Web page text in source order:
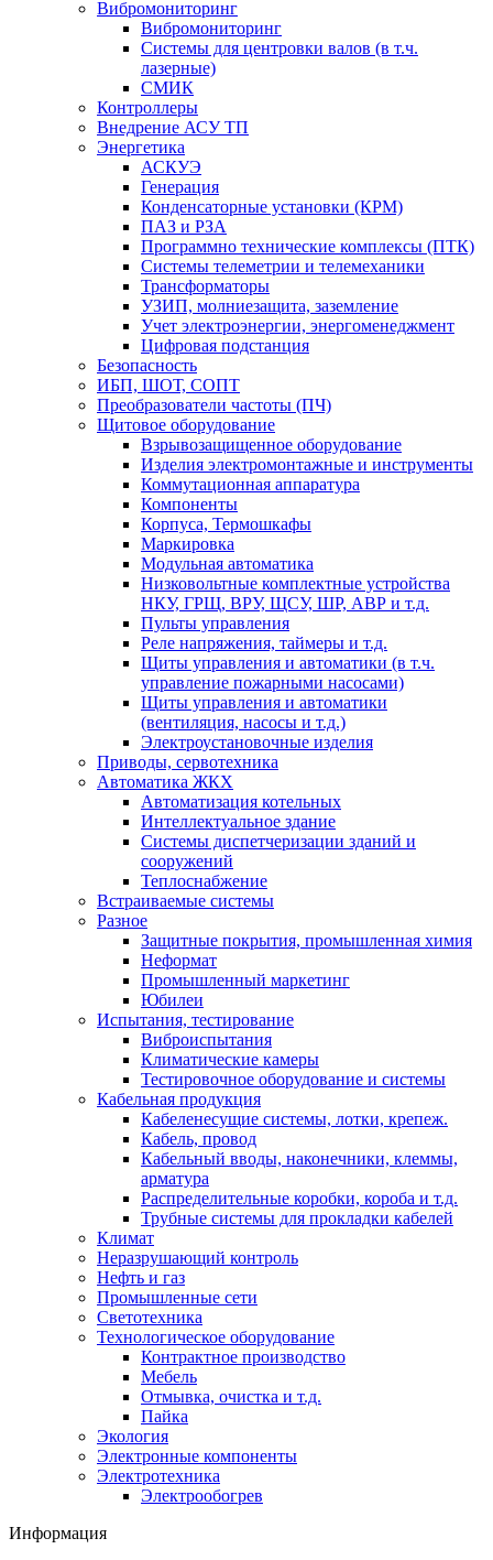
Вибромониторинг
Вибромониторинг
Системы для центровки валов (в т.ч.
лазерные)
СМИК
Контроллеры
Внедрение АСУ ТП
Энергетика
АСКУЭ
Генерация
Конденсаторные установки (КРМ)
ПАЗ и РЗА
Программно технические комплексы (ПТК)
Системы телеметрии и телемеханики
Трансформаторы
УЗИП, молниезащита, заземление
Учет электроэнергии, энергоменеджмент
Цифровая подстанция
Безопасность
ИБП, ШОТ, СОПТ
Преобразователи частоты (ПЧ)
Щитовое оборудование
Взрывозащищенное оборудование
Изделия электромонтажные и инструменты
Коммутационная аппаратура
Компоненты
Корпуса, Термошкафы
Маркировка
Модульная автоматика
Низковольтные комплектные устройства
НКУ, ГРЩ, ВРУ, ЩСУ, ШР, АВР и т.д.
Пульты управления
Реле напряжения, таймеры и т.д.
Щиты управления и автоматики (в т.ч.
управление пожарными насосами)
Щиты управления и автоматики
(вентиляция, насосы и т.д.)
Электроустановочные изделия
Приводы, сервотехника
Автоматика ЖКХ
Автоматизация котельных
Интеллектуальное здание
Системы диспетчеризации зданий и
сооружений
Теплоснабжение
Встраиваемые системы
Разное
Защитные покрытия, промышленная химия
Неформат
Промышленный маркетинг
Юбилеи
Испытания, тестирование
Виброиспытания
Климатические камеры
Тестировочное оборудование и системы
Кабельная продукция
Кабеленесущие системы, лотки, крепеж.
Кабель, провод
Кабельный вводы, наконечники, клеммы,
арматура
Распределительные коробки, короба и т.д.
Трубные системы для прокладки кабелей
Климат
Неразрушающий контроль
Нефть и газ
Промышленные сети
Светотехника
Технологическое оборудование
Контрактное производство
Мебель
Отмывка, очистка и т.д.
Пайка
Экология
Электронные компоненты
Электротехника
Электрообогрев
Информация